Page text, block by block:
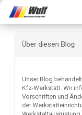
Über diesen Blog
Unser Blog
Kfz-Werkstatt. Wir
Vorschriften und
der